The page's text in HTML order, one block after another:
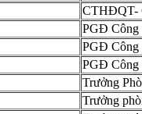
CTHĐQT-
PGĐ Công
PGĐ Công
PGĐ Công
Trưởng
Trưởng